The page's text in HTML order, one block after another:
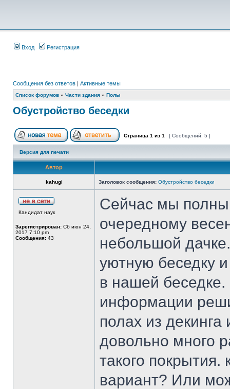
Вход Регистрация
Сообщения без ответов | Активные темы
Список форумов » Части здания » Полы
Обустройство беседки
Страница 1 из 1 [ Сообщений: 5 ]
Версия для печати
Автор
kahugi Заголовок сообщения: Обустройство беседки
Кандидат наук
Зарегистрирован: Сб июн 24,
2017 7:10 pm
Сообщения: 43
Сейчас мы
очередному
небольшой
уютную беседку
в нашей
информации
полах из
довольно много
такого покрытия.
вариант? Или